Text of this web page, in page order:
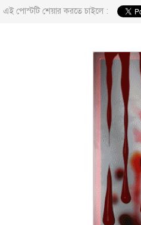
এই পোস্টটি শেয়ার করতে চাইলে :